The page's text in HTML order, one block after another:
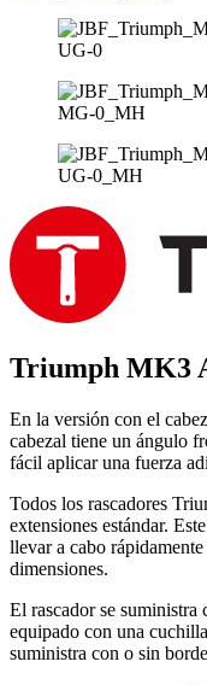
Triumph MK3
En la versión con el
cabezal tiene un ángulo
fácil aplicar una fuerza
Todos los rascadores
extensiones estándar.
llevar a cabo
dimensiones.
El rascador se suministra
equipado con una
suministra con o sin